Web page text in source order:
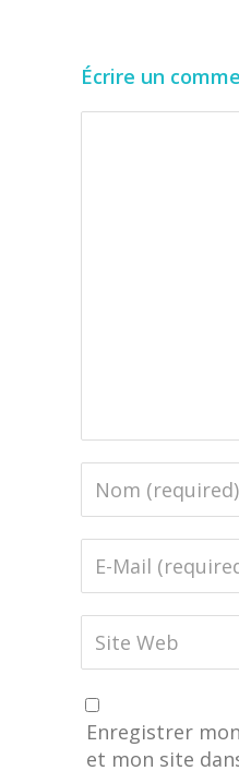
Écrire un
Enregistrer
et mon site